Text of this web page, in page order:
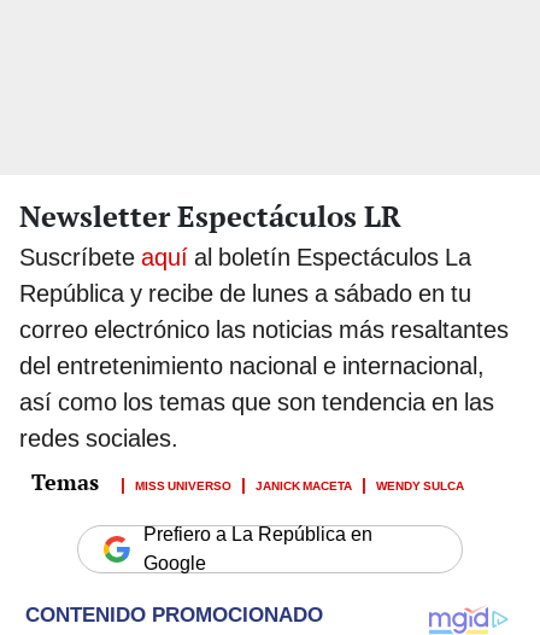
Newsletter Espectáculos LR
Suscríbete aquí al boletín Espectáculos La
República y recibe de lunes a sábado en tu
correo electrónico las noticias más resaltantes
del entretenimiento nacional e internacional,
así como los temas que son tendencia en las
redes sociales.
MISS UNIVERSO JANICK MACETA WENDY SULCA
Prefiero a La República en
Google